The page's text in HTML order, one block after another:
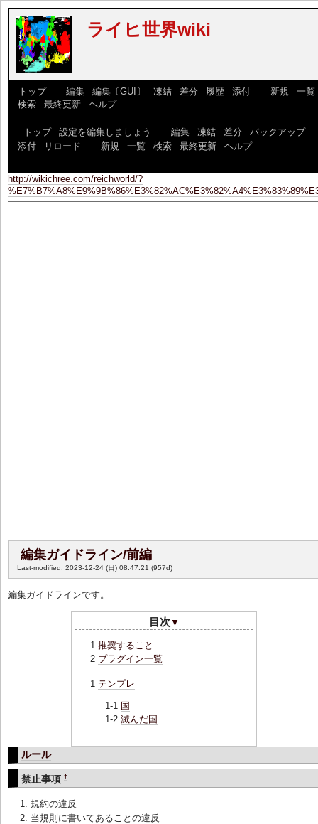
ライヒ世界wiki
トップ] [ 編集| 編集〔GUI〕 凍結| 差分 履歴| 添付] [ 新規
一覧
検索| 最終更新| ヘルプ]
トップ| 設定を編集しましょう 編集| 凍結| 差分 バックアップ|
添付| リロード 新規 一覧 検索| 最終更新| ヘルプ]
http://wikichree.com/reichworld/?
編集ガイドライン/前編
Last-modified: 2023-12-24 (日) 08:47:21 (957d)
編集ガイドラインです。
目次 ▼
推奨すること
プラグイン一覧
テンプレ
国
滅んだ国
ルール
禁止事項 †
規約の違反
当規則に書いてあることの違反